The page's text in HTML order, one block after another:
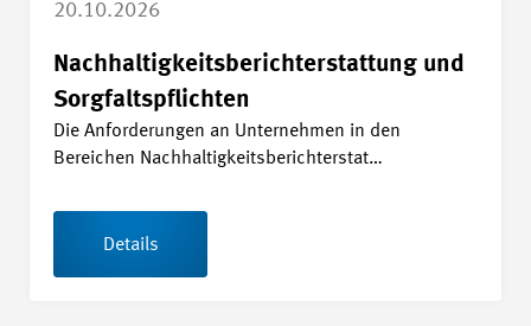
20.10.2026
Nachhaltigkeitsberichterstattung und
Sorgfaltspflichten
Die Anforderungen an Unternehmen in den
Bereichen Nachhaltigkeitsberichterstat…
Details